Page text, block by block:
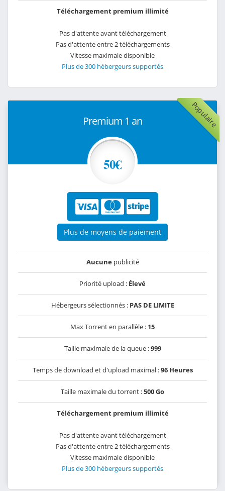
Téléchargement premium illimité
Pas d'attente avant téléchargement
Pas d'attente entre 2 téléchargements
Vitesse maximale disponible
Plus de 300 hébergeurs supportés
Populaire
Premium 1 an
50€
Plus de moyens de paiement
Aucunepublicité
Priorité upload : Élevé
Hébergeurs sélectionnés : PAS DE LIMITE
Max Torrent en parallèle : 15
Taille maximale de la queue :999
Temps de download et d'upload maximal :96 Heures
Taille maximale du torrent :500 Go
Téléchargement premium illimité
Pas d'attente avant téléchargement
Pas d'attente entre 2 téléchargements
Vitesse maximale disponible
Plus de 300 hébergeurs supportés